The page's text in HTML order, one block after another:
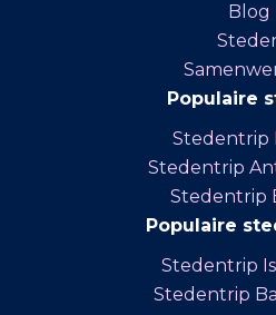
Blog
Populaire
Stedentrip
Stedentrip
Stedentrip
Populaire
Stedentrip
Stedentrip